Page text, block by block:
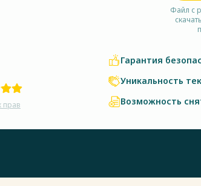
Файл с
прав
Гарантия
Уникальность
Возможность